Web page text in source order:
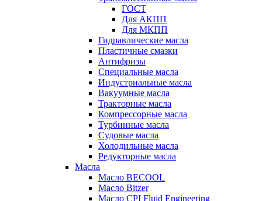
ГОСТ
Для АКПП
Для МКПП
Гидравлические масла
Пластичные смазки
Антифризы
Специальные масла
Индустриальные масла
Вакуумные масла
Тракторные масла
Компрессорные масла
Турбинные масла
Судовые масла
Холодильные масла
Редукторные масла
Масла
Масло BECOOL
Масло Bitzer
Масло CPI Fluid Engineering